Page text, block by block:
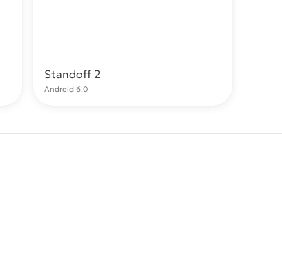
Standoff 2
Android 6.0